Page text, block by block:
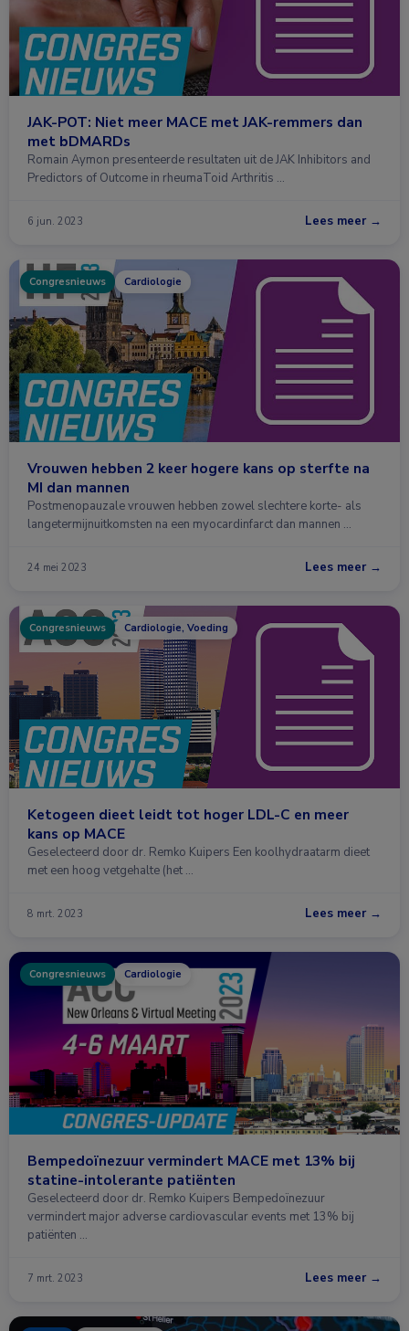
JAK-POT: Niet meer MACE met JAK-remmers dan
met bDMARDs
Romain Aymon presenteerde resultaten uit de JAK Inhibitors and
Predictors of Outcome in rheumaToid Arthritis …
6 jun. 2023 Lees meer →
Congresnieuws Cardiologie
Vrouwen hebben 2 keer hogere kans op sterfte na
MI dan mannen
Postmenopauzale vrouwen hebben zowel slechtere korte- als
langetermijnuitkomsten na een myocardinfarct dan mannen …
24 mei 2023 Lees meer →
Congresnieuws Cardiologie, Voeding
Ketogeen dieet leidt tot hoger LDL-C en meer
kans op MACE
Geselecteerd door dr. Remko Kuipers Een koolhydraatarm dieet
met een hoog vetgehalte (het …
8 mrt. 2023 Lees meer →
Congresnieuws Cardiologie
Bempedoïnezuur vermindert MACE met 13% bij
statine-intolerante patiënten
Geselecteerd door dr. Remko Kuipers Bempedoïnezuur
vermindert major adverse cardiovascular events met 13% bij
patiënten …
7 mrt. 2023 Lees meer →